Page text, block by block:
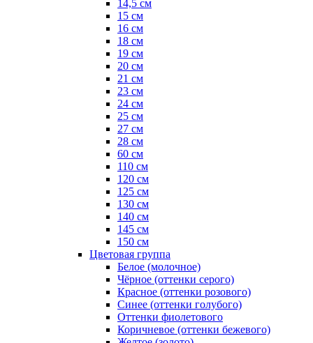
14,5 см
15 см
16 см
18 см
19 см
20 см
21 см
23 см
24 см
25 см
27 см
28 см
60 см
110 см
120 см
125 см
130 см
140 см
145 см
150 см
Цветовая группа
Белое (молочное)
Чёрное (оттенки серого)
Красное (оттенки розового)
Синее (оттенки голубого)
Оттенки фиолетового
Коричневое (оттенки бежевого)